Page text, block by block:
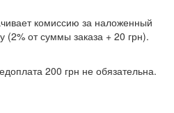
комиссию за наложенный
(2% от суммы заказа + 20 грн).
200 грн не обязательна.